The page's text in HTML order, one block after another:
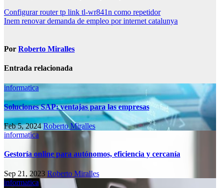
Navegación
de
Configurar router tp link tl-wr841n como repetidor
Inem renovar demanda de empleo por internet catalunya
Por Roberto Miralles
Entrada relacionada
informatica
Soluciones SAP: ventajas para las empresas
Feb 5, 2024Roberto Miralles
informatica
Gestoría online para autónomos, eficiencia y cercanía
Sep 21, 2023 Roberto Miralles
informatica